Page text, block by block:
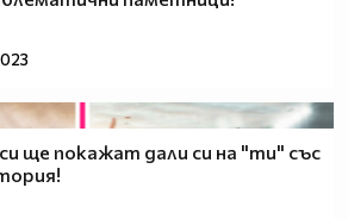
ще покажат дали си на "ти" със